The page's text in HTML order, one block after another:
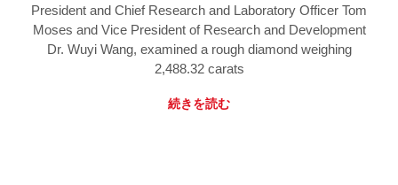
President and Chief Research and Laboratory Officer Tom
Moses and Vice President of Research and Development
Dr. Wuyi Wang, examined a rough diamond weighing
2,488.32 carats
続きを読む